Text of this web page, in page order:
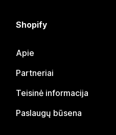
Shopify
Apie
Partneriai
Teisinė informacija
Paslaugų būsena